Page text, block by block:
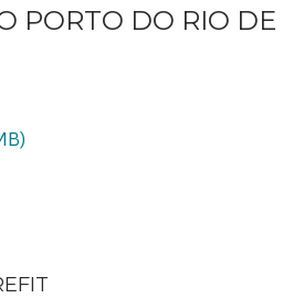
PORTO DO RIO DE